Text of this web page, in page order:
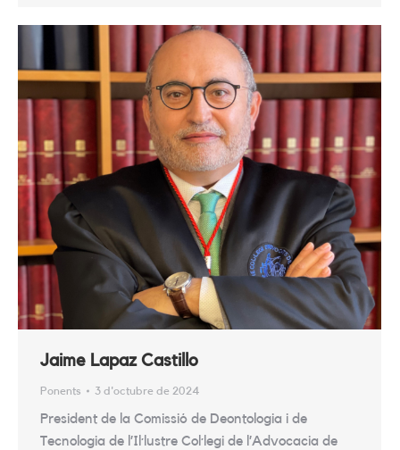
Jaime Lapaz Castillo
Ponents 3 d'octubre de 2024
President de la Comissió de Deontologia i de
Tecnologia de l’Il·lustre Col·legi de l’Advocacia de